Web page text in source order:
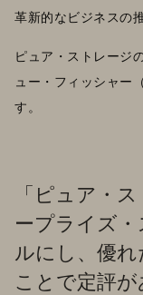
革新的なビジネスの
ピュア・ストレージ
ュー・フィッシャー
す。
「ピュア・
ープライズ
ルにし、優
ことで定評